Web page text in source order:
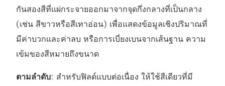
กันสองสีที่แผ่กระจายออกมาจากจุดกึ่งกลางที่เป็นกลาง
(เช่น สีขาวหรือสีเทาอ่อน) เพื่อแสดงข้อมูลเชิงปริมาณที่
มีค่าบวกและค่าลบ หรือการเบี่ยงเบนจากเส้นฐาน ความ
เข้มของสีหมายถึงขนาด
ตามลําดับ: สําหรับฟิลด์แบบต่อเนื่อง ให้ใช้สีเดียวที่มี